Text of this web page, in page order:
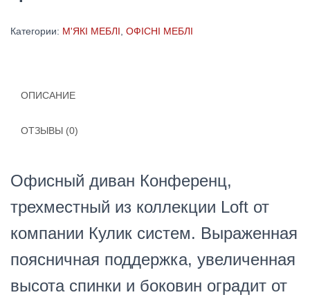
Категории: М'ЯКІ МЕБЛІ ОФІСНІ МЕБЛІ
ОПИСАНИЕ
ОТЗЫВЫ (0)
Офисный диван Конференц,
трехместный из коллекции Loft от
компании Кулик систем. Выраженная
поясничная поддержка, увеличенная
высота спинки и боковин оградит от